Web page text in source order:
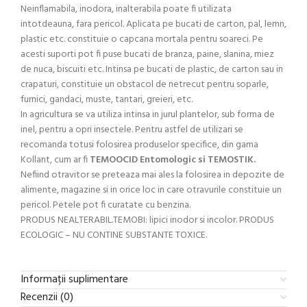
Neinflamabila, inodora, inalterabila poate fi utilizata
intotdeauna, fara pericol. Aplicata pe bucati de carton, pal, lemn,
plastic etc. constituie o capcana mortala pentru soareci. Pe
acesti suporti pot fi puse bucati de branza, paine, slanina, miez
de nuca, biscuiti etc. Intinsa pe bucati de plastic, de carton sau in
crapaturi, constituie un obstacol de netrecut pentru soparle,
furnici, gandaci, muste, tantari, greieri, etc.
In agricultura se va utiliza intinsa in jurul plantelor, sub forma de
inel, pentru a opri insectele. Pentru astfel de utilizari se
recomanda totusi folosirea produselor specifice, din gama
Kollant, cum ar fiTEMOOCID Entomologic si TEMOSTIK.
Nefiind otravitor se preteaza mai ales la folosirea in depozite de
alimente, magazine si in orice loc in care otravurile constituie un
pericol. Petele pot fi curatate cu benzina.
PRODUS NEALTERABIL.TEMOBI: lipici inodor si incolor. PRODUS
ECOLOGIC – NU CONTINE SUBSTANTE TOXICE.
Informații suplimentare
Recenzii (0)